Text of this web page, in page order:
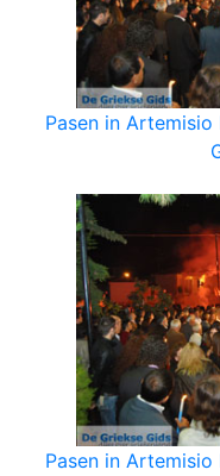
Pasen in Artemisio
Pasen in Artemisio